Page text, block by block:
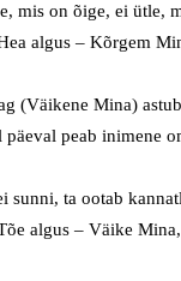
mis on õige, ei ütle,
algus – Kõrgem
(Väikene Mina)
päeval peab inimene
sunni, ta ootab
algus – Väike Mina,